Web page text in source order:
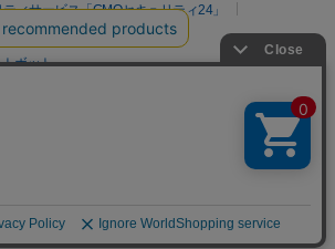
ィサービス「GMOセキュリティ24」
サイトリスク診断
ボット
Security）